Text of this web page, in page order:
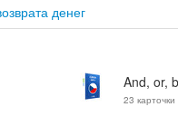
денег
And, or,
23 карточки